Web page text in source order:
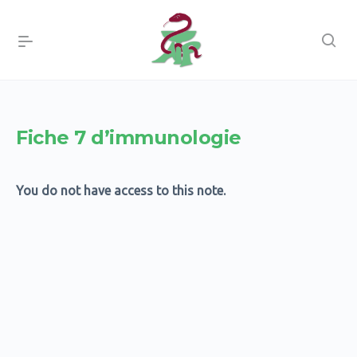
Fiche 7 d’immunologie
You do not have access to this note.